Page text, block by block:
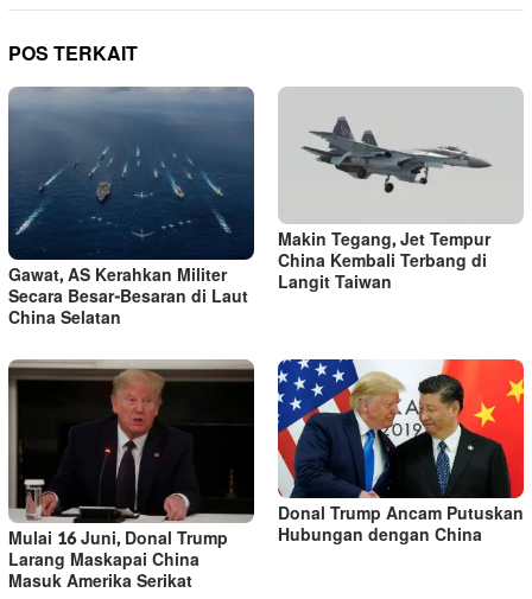
POS TERKAIT
Gawat, AS Kerahkan Militer
Secara Besar-Besaran di Laut
China Selatan
Makin Tegang, Jet Tempur
China Kembali Terbang di
Langit Taiwan
Mulai 16 Juni, Donal Trump
Larang Maskapai China
Masuk Amerika Serikat
Donal Trump Ancam Putuskan
Hubungan dengan China